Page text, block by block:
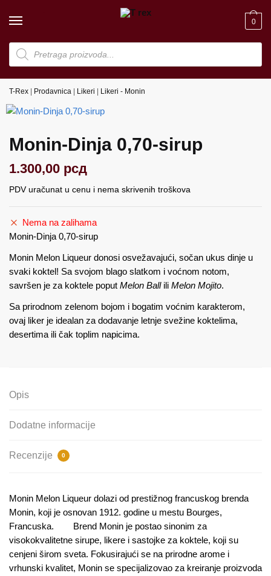
Products
search
0
T-Rex Prodavnica Likeri Likeri - Monin
Monin-Dinja 0,70-sirup
1.300,00 рсд
PDV uračunat u cenu i nema skrivenih troškova
Nema na zalihama
Monin-Dinja 0,70-sirup
Monin Melon Liqueur donosi osvežavajući, sočan ukus dinje u
svaki koktel! Sa svojom blago slatkom i voćnom notom,
savršen je za koktele poput Melon Ballili Melon Mojito.
Sa prirodnom zelenom bojom i bogatim voćnim karakterom,
ovaj liker je idealan za dodavanje letnje svežine koktelima,
desertima ili čak toplim napicima.
Opis
Dodatne informacije
Recenzije 0
Monin Melon Liqueur dolazi od prestižnog francuskog brenda
Monin, koji je osnovan 1912. godine u mestu Bourges,
Francuska. Brend Monin je postao sinonim za
visokokvalitetne sirupe, likere i sastojke za koktele, koji su
cenjeni širom sveta. Fokusirajući se na prirodne arome i
vrhunski kvalitet, Monin se specijalizovao za kreiranje proizvoda